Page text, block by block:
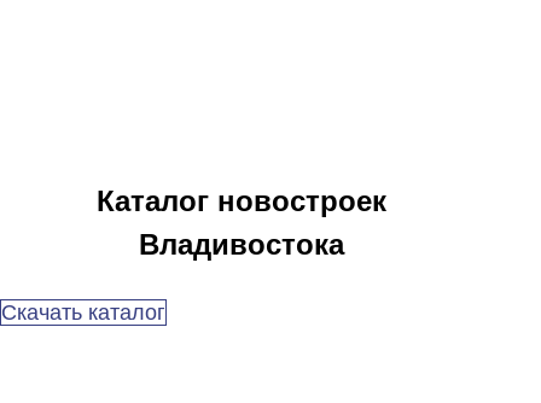
Каталог новостроек
Владивостока
Скачать каталог